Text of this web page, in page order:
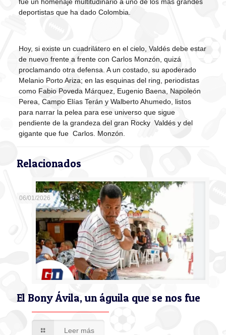
deportistas que ha dado Colombia.
Hoy, si existe un cuadrilátero en el cielo, Valdés debe estar
de nuevo frente a frente con Carlos Monzón, quizá
proclamando otra defensa. A un costado, su apoderado
Melanio Porto Ariza; en las esquinas del ring, periodistas
como Fabio Poveda Márquez, Eugenio Baena, Napoleón
Perea, Campo Elías Terán y Walberto Ahumedo, listos
para narrar la pelea para ese universo que sigue
pendiente de la grandeza del gran Rocky Valdés y del
gigante que fue Carlos. Monzón.
Relacionados
06/01/2026
El Bony Ávila, un águila que se nos fue
Leer más